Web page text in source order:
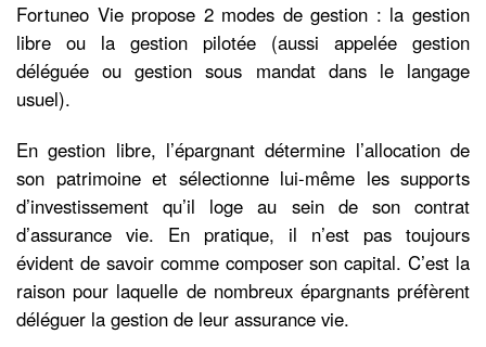
Fortuneo Vie propose 2 modes de gestion : la gestion
libre ou la gestion pilotée (aussi appelée gestion
déléguée ou gestion sous mandat dans le langage
usuel).
En gestion libre, l’épargnant détermine l’allocation de
son patrimoine et sélectionne lui-même les supports
d’investissement qu’il loge au sein de son contrat
d’assurance vie. En pratique, il n’est pas toujours
évident de savoir comme composer son capital. C’est la
raison pour laquelle de nombreux épargnants préfèrent
déléguer la gestion de leur assurance vie.